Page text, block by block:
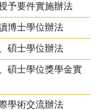
予要件實施辦法
博士學位辦法
碩士學位辦法
碩士學位獎學金實
學術交流辦法